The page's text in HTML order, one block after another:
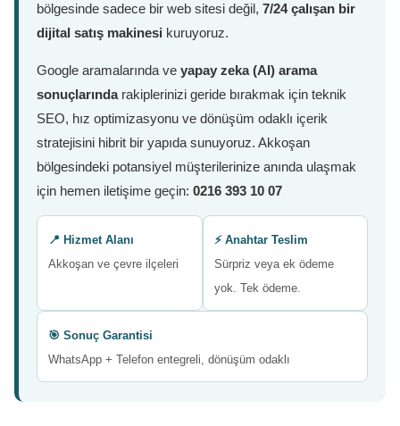
bölgesinde sadece bir web sitesi değil, 7/24 çalışan bir
dijital satış makinesi kuruyoruz.
Google aramalarında ve yapay zeka (AI) arama
sonuçlarındarakiplerinizi geride bırakmak için teknik
SEO, hız optimizasyonu ve dönüşüm odaklı içerik
stratejisini hibrit bir yapıda sunuyoruz. Akkoşan
bölgesindeki potansiyel müşterilerinize anında ulaşmak
için hemen iletişime geçin: 0216 393 10 07
📍 Hizmet Alanı
Akkoşan ve çevre ilçeleri
⚡ Anahtar Teslim
Sürpriz veya ek ödeme
yok. Tek ödeme.
🎯 Sonuç Garantisi
WhatsApp + Telefon entegreli, dönüşüm odaklı